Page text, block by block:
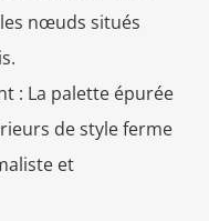
nœuds situés
: La palette épurée
de style ferme
et